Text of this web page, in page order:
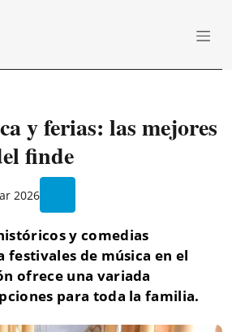
y ferias: las mejores
finde
2026
y comedias
festivales de música en el
ofrece una variada
para toda la familia.